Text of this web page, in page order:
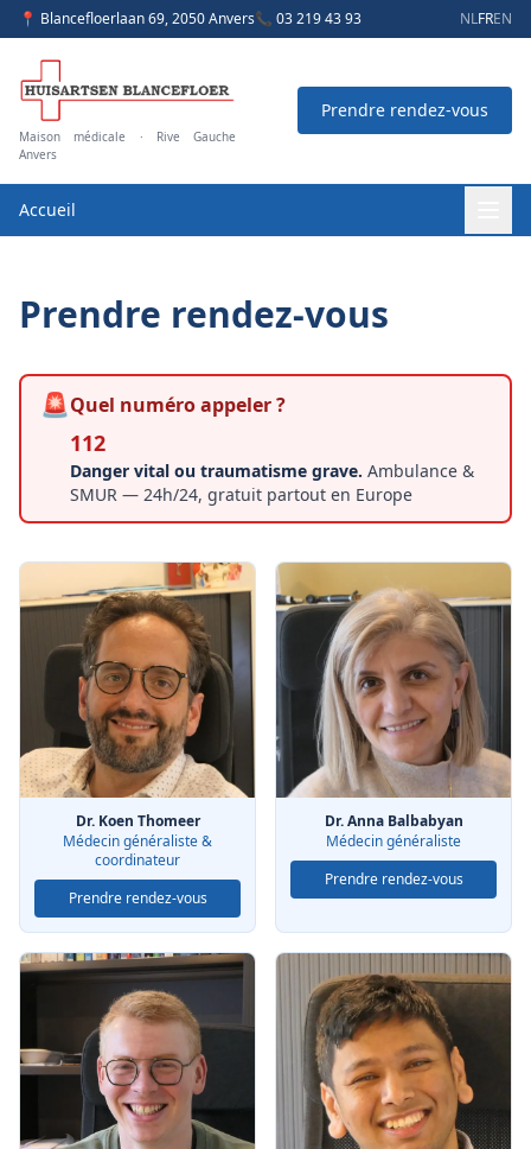
📍 Blancefloerlaan 69, 2050 Anvers📞 03 219 43 93 NLFREN
Maison médicale · Rive Gauche
Anvers
Prendre rendez-vous
Accueil
Prendre rendez-vous
🚨Quel numéro appeler ?
112
Danger vital ou traumatisme grave. Ambulance &
SMUR — 24h/24, gratuit partout en Europe
Dr. Koen Thomeer
Médecin généraliste &
coordinateur
Prendre rendez-vous
Dr. Anna Balbabyan
Médecin généraliste
Prendre rendez-vous